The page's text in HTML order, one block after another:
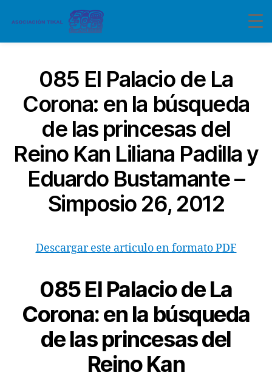
085 El Palacio de La
Corona: en la búsqueda
de las princesas del
Reino Kan Liliana Padilla y
Eduardo Bustamante –
Simposio 26, 2012
Descargar este articulo en formato PDF
085 El Palacio de La
Corona: en la búsqueda
de las princesas del
Reino Kan